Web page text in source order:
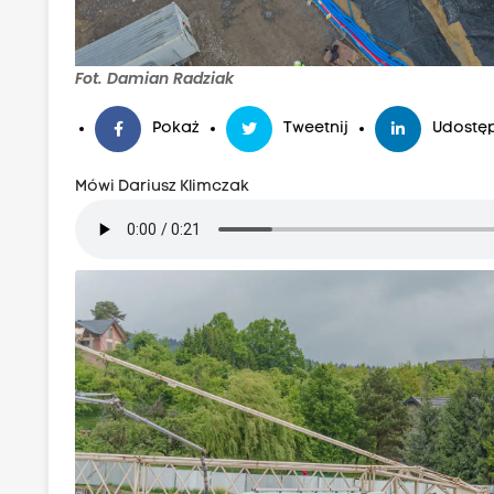
Fot. Damian Radziak
Pokaż Tweetnij
Mówi Dariusz Klimczak